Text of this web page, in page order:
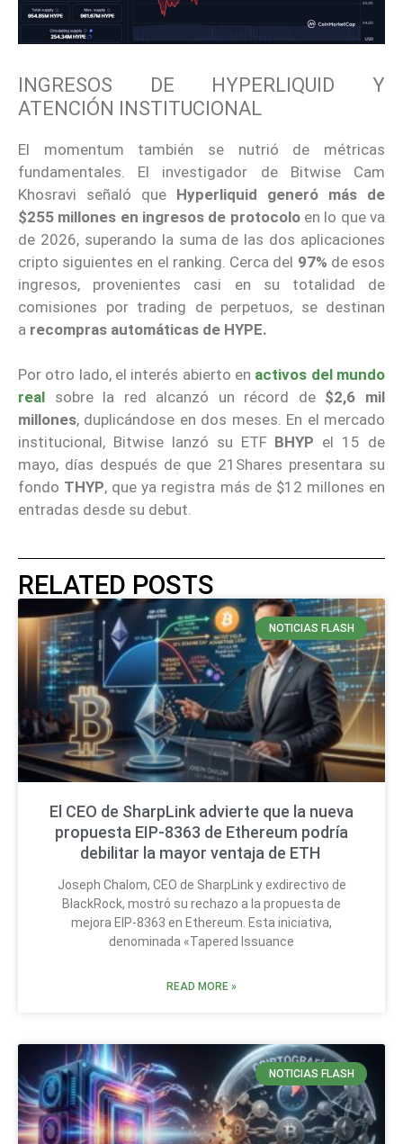
INGRESOS DE HYPERLIQUID Y
ATENCIÓN INSTITUCIONAL
El momentum también se nutrió de métricas
fundamentales. El investigador de Bitwise Cam
Khosravi señaló que Hyperliquid
generó más de
$255 millones en ingresos de protocoloen lo que va
de 2026, superando la suma de las dos aplicaciones
cripto siguientes en el ranking. Cerca del 97% de esos
ingresos, provenientes casi en su totalidad de
comisiones por trading de perpetuos, se destinan
a recompras automáticas de HYPE.
Por otro lado, el interés abierto en activos del mundo
real sobre la red alcanzó un récord de $2,6 mil
millones, duplicándose en dos meses. En el mercado
institucional, Bitwise lanzó su ETF BHYP el 15 de
mayo, días después de que 21Shares presentara su
fondo THYP, que ya registra más de $12 millones en
entradas desde su debut.
RELATED POSTS
NOTICIAS FLASH
El CEO de SharpLink advierte que la nueva
propuesta EIP-8363 de Ethereum podría
debilitar la mayor ventaja de ETH
Joseph Chalom, CEO de SharpLink y exdirectivo de
BlackRock, mostró su rechazo a la propuesta de
mejora EIP-8363 en Ethereum. Esta iniciativa,
denominada «Tapered Issuance
READ MORE »
NOTICIAS FLASH